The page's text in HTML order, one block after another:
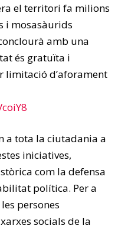
el territori fa milions
i mosasàurids
amb una
és gratuïta i
limitació d’aforament
a tota la ciutadania a
iniciatives,
com la defensa
política. Per a
persones
socials de la